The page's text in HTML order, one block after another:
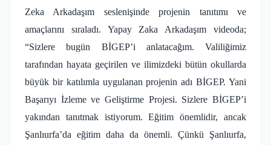
Zeka Arkadaşım seslenişinde projenin tanıtımı ve
amaçlarını sıraladı. Yapay Zaka Arkadaşım videoda;
“Sizlere bugün BİGEP’i anlatacağım. Valiliğimiz
tarafından hayata geçirilen ve ilimizdeki bütün okullarda
büyük bir katılımla uygulanan projenin adı BİGEP. Yani
Başarıyı İzleme ve Geliştirme Projesi. Sizlere BİGEP’i
yakından tanıtmak istiyorum. Eğitim önemlidir, ancak
Şanlıurfa’da eğitim daha da önemli. Çünkü Şanlıurfa,